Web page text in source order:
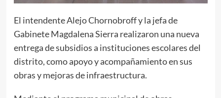
El intendente Alejo Chornobroff y la jefa de
Gabinete Magdalena Sierra realizaron una nueva
entrega de subsidios a instituciones escolares del
distrito, como apoyo y acompañamiento en sus
obras y mejoras de infraestructura.